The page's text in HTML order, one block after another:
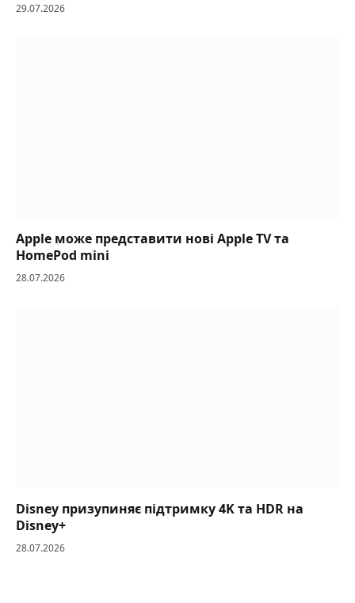
29.07.2026
Apple може представити нові Apple TV та
HomePod mini
28.07.2026
Disney призупиняє підтримку 4K та HDR на
Disney+
28.07.2026